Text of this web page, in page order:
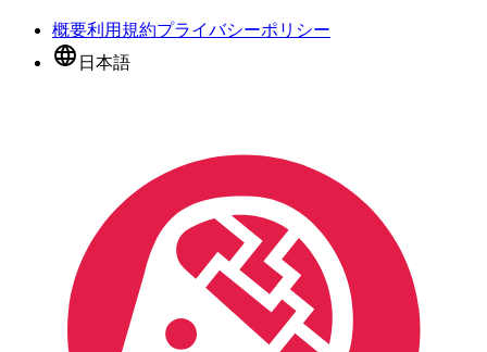
概要利用規約プライバシーポリシー
日本語